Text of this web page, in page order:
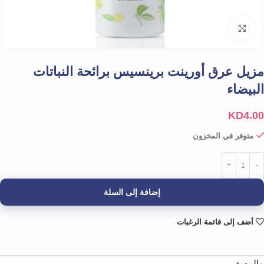
مزيل عرق أورينت برينسيس برائحة النباتات
البيضاء
KD4.00
متوفر في المخزون
إضافة إلى السلة
أضف إلى قائمة الرغبات